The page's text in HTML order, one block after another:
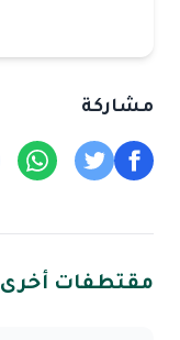
مشاركة
مقتطفات أخرى